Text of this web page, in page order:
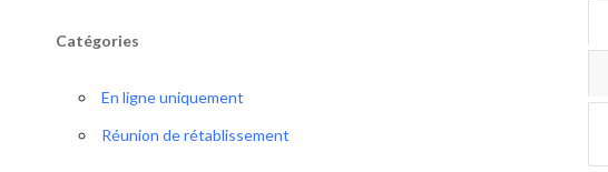
Catégories
En ligne uniquement
Réunion de rétablissement